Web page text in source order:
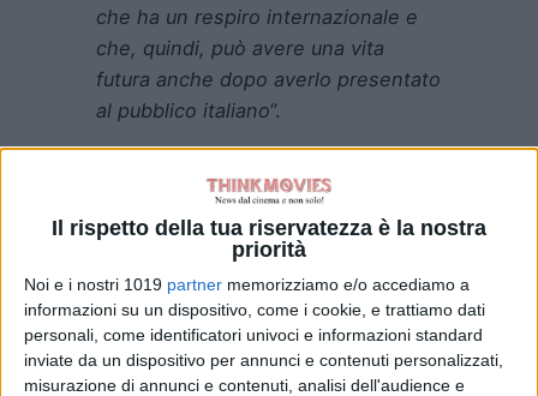
Il rispetto della tua riservatezza è la nostra
priorità
Noi e i nostri 1019 partner memorizziamo e/o accediamo a
informazioni su un dispositivo, come i cookie, e trattiamo dati
personali, come identificatori univoci e informazioni standard
inviate da un dispositivo per annunci e contenuti personalizzati,
misurazione di annunci e contenuti, analisi dell'audience e
che ha un respiro internazionale e
che, quindi, può avere una vita
futura anche dopo averlo presentato
al pubblico italiano”.
vari interpreti diretti e guidati da
Claudia Gerini – Claudia Vismara,
Stefano Pesce, Maurizio Lombardi,
Corrado Fortuna, Daniela Virgilio, Lia
Grieco, Fabio Morici, Marcello
MazzarellaeAntonio Ferrante.